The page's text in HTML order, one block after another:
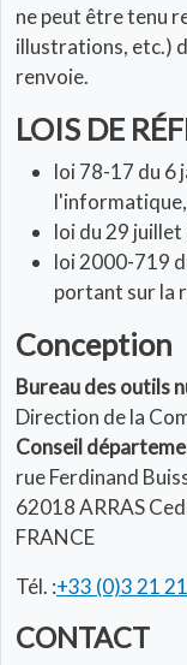
ne peut être tenu
illustrations, etc.)
renvoie.
LOIS DE
loi 78-17 du 6
loi du 29 juillet
loi 2000-719
portant sur la
Conception
Bureau des outils
Direction de la
Conseil
rue Ferdinand
62018 ARRAS
FRANCE
Tél. :+33 (0)3 21
CONTACT